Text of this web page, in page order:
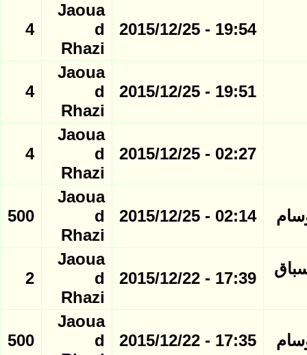
19:54 - 2015/12/25
Jaoua
d
Rhazi
4
19:51 - 2015/12/25
Jaoua
d
Rhazi
4
02:27 - 2015/12/25
Jaoua
d
Rhazi
4
02:14 - 2015/12/25
Jaoua
d
Rhazi
500
سباق
17:39 - 2015/12/22
Jaoua
d
Rhazi
2
17:35 - 2015/12/22
Jaoua
d
500